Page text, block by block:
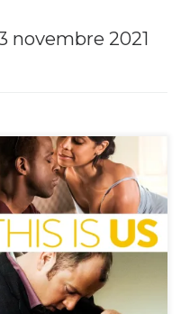
novembre 2021
série télévisée This is Us ?